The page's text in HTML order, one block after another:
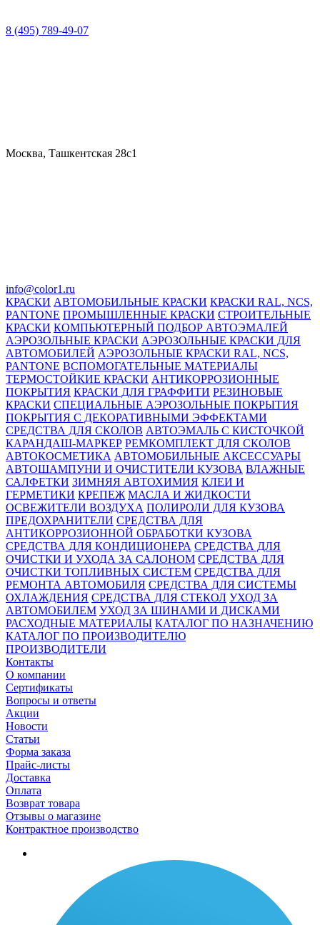
8 (495) 789-49-07
Москва, Ташкентская 28с1
info@color1.ru
КРАСКИ АВТОМОБИЛЬНЫЕ КРАСКИ КРАСКИ RAL, NCS,
PANTONE ПРОМЫШЛЕННЫЕ КРАСКИ СТРОИТЕЛЬНЫЕ
КРАСКИ КОМПЬЮТЕРНЫЙ ПОДБОР АВТОЭМАЛЕЙ
АЭРОЗОЛЬНЫЕ КРАСКИ АЭРОЗОЛЬНЫЕ КРАСКИ ДЛЯ
АВТОМОБИЛЕЙ АЭРОЗОЛЬНЫЕ КРАСКИ RAL, NCS,
PANTONE ВСПОМОГАТЕЛЬНЫЕ МАТЕРИАЛЫ
ТЕРМОСТОЙКИЕ КРАСКИ АНТИКОРРОЗИОННЫЕ
ПОКРЫТИЯ КРАСКИ ДЛЯ ГРАФФИТИ РЕЗИНОВЫЕ
КРАСКИ СПЕЦИАЛЬНЫЕ АЭРОЗОЛЬНЫЕ ПОКРЫТИЯ
ПОКРЫТИЯ С ДЕКОРАТИВНЫМИ ЭФФЕКТАМИ
СРЕДСТВА ДЛЯ СКОЛОВ АВТОЭМАЛЬ С КИСТОЧКОЙ
КАРАНДАШ-МАРКЕР РЕМКОМПЛЕКТ ДЛЯ СКОЛОВ
АВТОКОСМЕТИКА АВТОМОБИЛЬНЫЕ АКСЕССУАРЫ
АВТОШАМПУНИ И ОЧИСТИТЕЛИ КУЗОВА ВЛАЖНЫЕ
САЛФЕТКИ ЗИМНЯЯ АВТОХИМИЯ КЛЕИ И
ГЕРМЕТИКИ КРЕПЕЖ МАСЛА И ЖИДКОСТИ
ОСВЕЖИТЕЛИ ВОЗДУХА ПОЛИРОЛИ ДЛЯ КУЗОВА
ПРЕДОХРАНИТЕЛИ СРЕДСТВА ДЛЯ
АНТИКОРРОЗИОННОЙ ОБРАБОТКИ КУЗОВА
СРЕДСТВА ДЛЯ КОНДИЦИОНЕРА СРЕДСТВА ДЛЯ
ОЧИСТКИ И УХОДА ЗА САЛОНОМ СРЕДСТВА ДЛЯ
ОЧИСТКИ ТОПЛИВНЫХ СИСТЕМ СРЕДСТВА ДЛЯ
РЕМОНТА АВТОМОБИЛЯ СРЕДСТВА ДЛЯ СИСТЕМЫ
ОХЛАЖДЕНИЯ СРЕДСТВА ДЛЯ СТЕКОЛ УХОД ЗА
АВТОМОБИЛЕМ УХОД ЗА ШИНАМИ И ДИСКАМИ
РАСХОДНЫЕ МАТЕРИАЛЫ КАТАЛОГ ПО НАЗНАЧЕНИЮ
КАТАЛОГ ПО ПРОИЗВОДИТЕЛЮ
ПРОИЗВОДИТЕЛИ
Контакты
О компании
Сертификаты
Вопросы и ответы
Акции
Новости
Статьи
Форма заказа
Прайс-листы
Доставка
Оплата
Возврат товара
Отзывы о магазине
Контрактное производство